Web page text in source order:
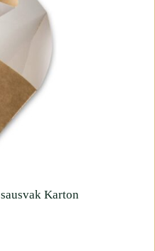
sausvak Karton